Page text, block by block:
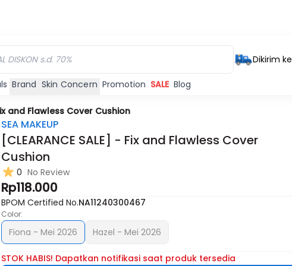
Dikirim ke
Brand Skin Concern Promotion SALE Blog
and Flawless Cover Cushion
Habis
SEA MAKEUP
[CLEARANCE SALE] - Fix and Flawless Cover
Cushion
0 No Review
Rp118.000
BPOM Certified No.NA11240300467
Color:
Fiona - Mei 2026 Hazel - Mei 2026
STOK HABIS! Dapatkan notifikasi saat produk tersedia